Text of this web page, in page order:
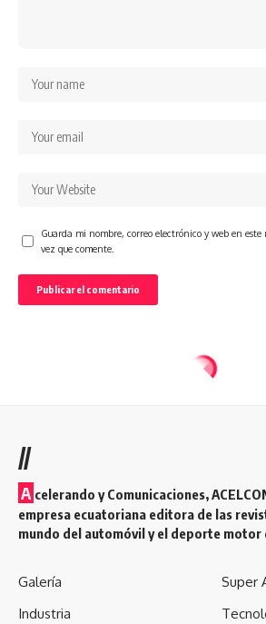
Guarda mi nombre, correo electrónico y web en
vez que comente.
//
A celerando y Comunicaciones,
empresa ecuatoriana editora de las
mundo del automóvil y el deporte motor
Galería
Industria
Super